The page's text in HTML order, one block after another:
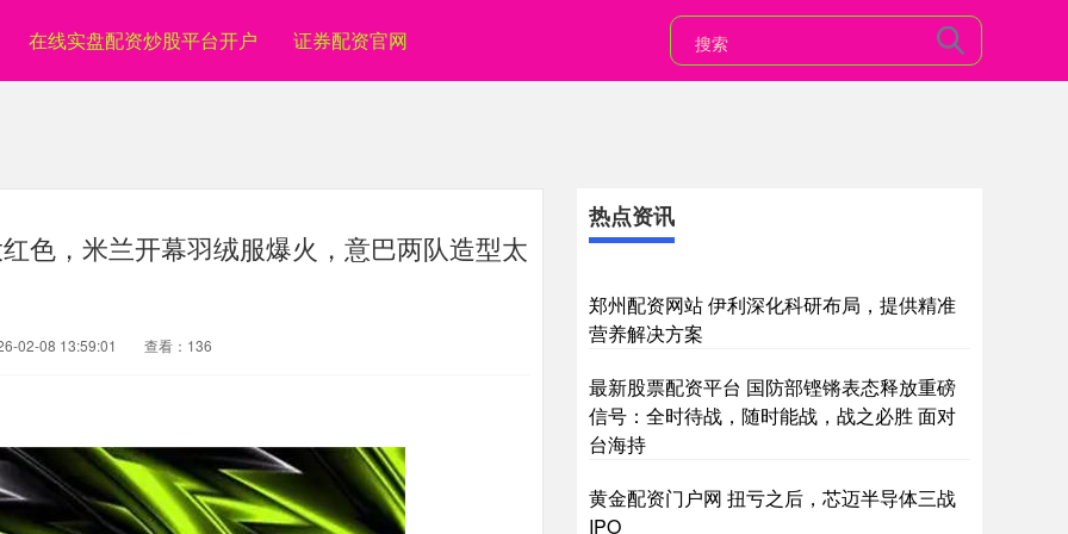
在线实盘配资炒股平台开户 证券配资官网
色，米兰开幕羽绒服爆火，意巴两队造型太
02-08 13:59:01 查看：136
热点资讯
郑州配资网站 伊利深化科研布局，提供精准
营养解决方案
最新股票配资平台 国防部铿锵表态释放重磅
信号：全时待战，随时能战，战之必胜 面对
台海持
黄金配资门户网 扭亏之后，芯迈半导体三战
IPO